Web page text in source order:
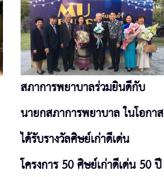
สภาการพยาบาลร่วมยินดีกับ
นายกสภาการพยาบาล ในโอกาส
ได้รับรางวัลศิษย์เก่าดีเด่น
โครงการ 50 ศิษย์เก่าดีเด่น 50 ปี